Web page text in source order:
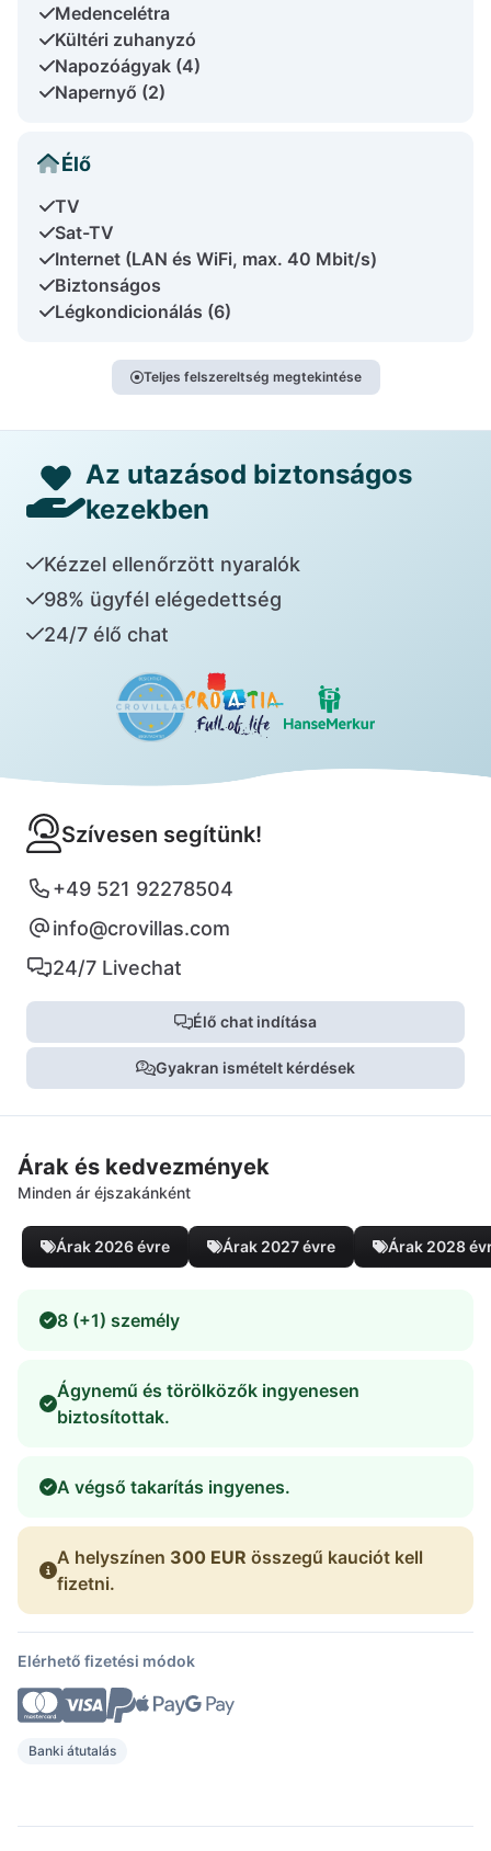
Medencelétra
Kültéri zuhanyzó
Napozóágyak (4)
Napernyő (2)
Élő
TV
Sat-TV
Internet (LAN és WiFi, max. 40 Mbit/s)
Biztonságos
Légkondicionálás (6)
Teljes felszereltség megtekintése
Az utazásod biztonságos
kezekben
Kézzel ellenőrzött nyaralók
98% ügyfél elégedettség
24/7 élő chat
Szívesen segítünk!
+49 521 92278504
info@crovillas.com
24/7 Livechat
Élő chat indítása
Gyakran ismételt kérdések
Árak és kedvezmények
Minden ár éjszakánként
Árak 2026 évre Árak 2027 évre Árak 2028
8 (+1) személy
Ágynemű és törölközők ingyenesen
biztosítottak.
A végső takarítás ingyenes.
A helyszínen 300 EUR összegű kauciót kell
fizetni.
Elérhető fizetési módok
Banki átutalás